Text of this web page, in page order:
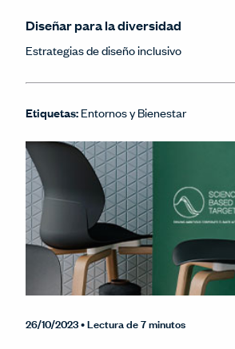
Diseñar para la diversidad
Estrategias de diseño inclusivo
Etiquetas:Entornos y Bienestar
26/10/2023• Lectura de 7 minutos